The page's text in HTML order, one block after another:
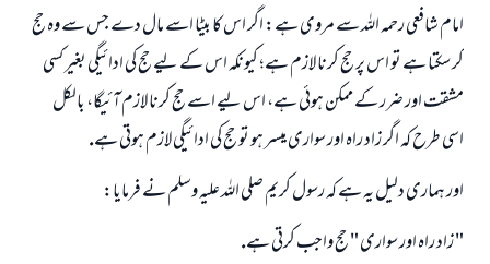
امام شافعى رحمہ اللہ سے مروى ہے: اگر اس كا بيٹا اسے مال دے جس سے وہ حج
كر سكتا ہے تو اس پر حج كرنا لازم ہے؛ كيونكہ اس كے ليے حج كى ادائيگى بغير كسى
مشقت اور ضرر كے ممكن ہوئى ہے، اس ليے اسے حج كرنا لازم آئيگا، بالكل
اسى طرح كہ اگر زاد راہ اور سوارى ميسر ہو تو حج كى ادائيگى لازم ہوتى ہے.
اور ہمارى دليل يہ ہے كہ رسول كريم صلى اللہ عليہ وسلم نے فرمايا:
" زاد راہ اور سوارى " حج واجب كرتى ہے.